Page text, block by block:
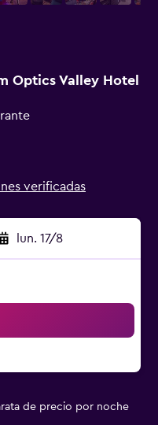
Optics Valley Hotel
verificadas
lun. 17/8
de precio por noche